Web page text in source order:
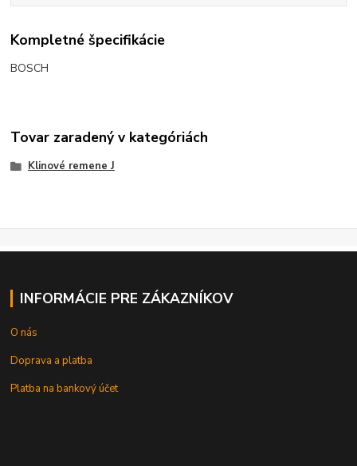
Kompletné špecifikácie
BOSCH
Tovar zaradený v kategóriách
Klinové remene J
INFORMÁCIE PRE ZÁKAZNÍKOV
O nás
Doprava a platba
Platba na bankový účet